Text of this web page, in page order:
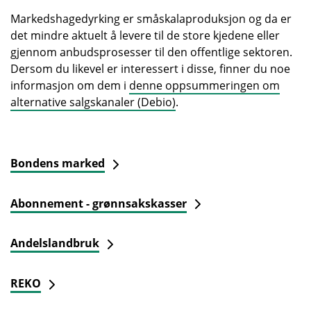
Markedshagedyrking er småskalaproduksjon og da er
det mindre aktuelt å levere til de store kjedene eller
gjennom anbudsprosesser til den offentlige sektoren.
Dersom du likevel er interessert i disse, finner du noe
informasjon om dem i denne oppsummeringen om
alternative salgskanaler (Debio).
Bondens marked
Abonnement - grønnsakskasser
Andelslandbruk
REKO